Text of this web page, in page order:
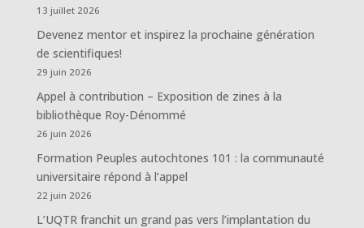
13 juillet 2026
Devenez mentor et inspirez la prochaine génération
de scientifiques!
29 juin 2026
Appel à contribution – Exposition de zines à la
bibliothèque Roy-Dénommé
26 juin 2026
Formation Peuples autochtones 101 : la communauté
universitaire répond à l’appel
22 juin 2026
L’UQTR franchit un grand pas vers l’implantation du